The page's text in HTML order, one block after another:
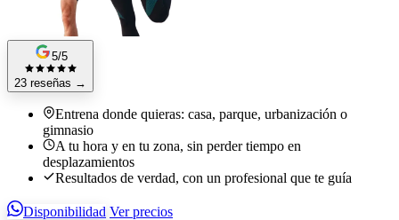
5/5
23 reseñas →
Entrena donde quieras: casa, parque, urbanización o
gimnasio
A tu hora y en tu zona, sin perder tiempo en
desplazamientos
Resultados de verdad, con un profesional que te guía
Disponibilidad Ver precios